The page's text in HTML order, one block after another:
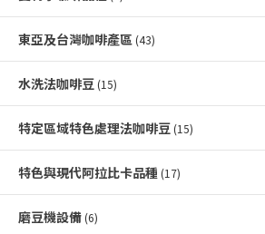
東亞及台灣咖啡產區 (43)
水洗法咖啡豆 (15)
特定區域特色處理法咖啡豆 (15)
特色與現代阿拉比卡品種 (17)
磨豆機設備 (6)